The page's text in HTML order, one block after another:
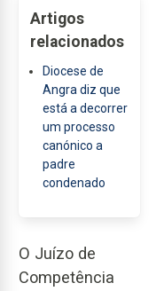
Artigos
relacionados
Diocese de
Angra diz que
está a decorrer
um processo
canónico a
padre
condenado
O Juízo de
Competência